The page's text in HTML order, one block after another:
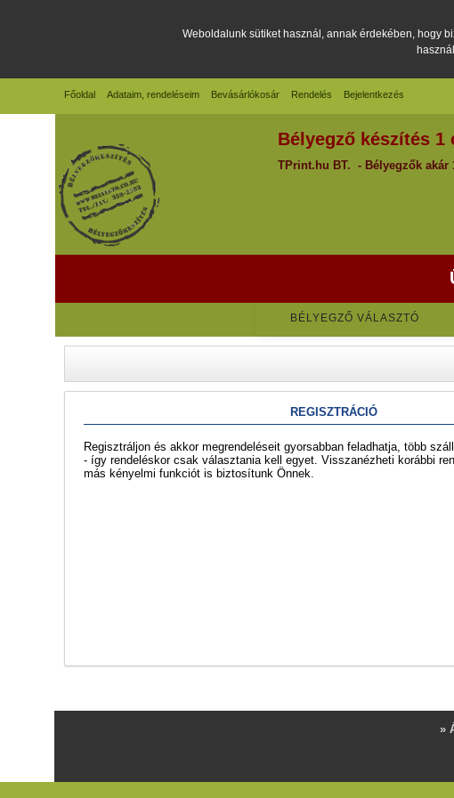
Weboldalunk sütiket használ, annak érdekében, hogy
Bélyegző készítés 1
TPrint.hu BT. - Bélyegzők akár
BÉLYEGZŐ VÁLASZTÓ
Főoldal Adataim, rendeléseim Bevásárlókosár Rendelés Bejelentkezés
REGISZTRÁCIÓ
Regisztráljon és akkor megrendeléseit gyorsabban feladhatja, több
- így rendeléskor csak választania kell egyet. Visszanézheti korábbi
más kényelmi funkciót is biztosítunk Önnek.
»